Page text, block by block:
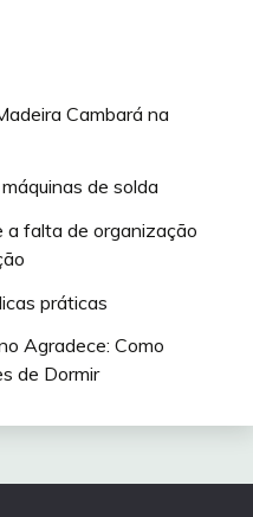
Cambará na
de solda
a falta de organização
práticas
Agradece: Como
de Dormir